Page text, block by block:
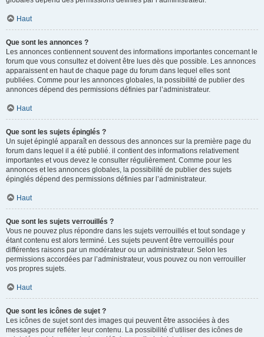
Haut
Que sont les annonces ?
Les annonces contiennent souvent des informations importantes concernant le
forum que vous consultez et doivent être lues dès que possible. Les annonces
apparaissent en haut de chaque page du forum dans lequel elles sont
publiées. Comme pour les annonces globales, la possibilité de publier des
annonces dépend des permissions définies par l’administrateur.
Haut
Que sont les sujets épinglés ?
Un sujet épinglé apparaît en dessous des annonces sur la première page du
forum dans lequel il a été publié. il contient des informations relativement
importantes et vous devez le consulter régulièrement. Comme pour les
annonces et les annonces globales, la possibilité de publier des sujets
épinglés dépend des permissions définies par l’administrateur.
Haut
Que sont les sujets verrouillés ?
Vous ne pouvez plus répondre dans les sujets verrouillés et tout sondage y
étant contenu est alors terminé. Les sujets peuvent être verrouillés pour
différentes raisons par un modérateur ou un administrateur. Selon les
permissions accordées par l’administrateur, vous pouvez ou non verrouiller
vos propres sujets.
Haut
Que sont les icônes de sujet ?
Les icônes de sujet sont des images qui peuvent être associées à des
messages pour refléter leur contenu. La possibilité d’utiliser des icônes de